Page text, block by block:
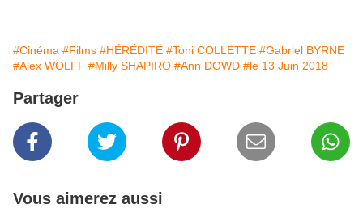
#Cinéma #Films #HÉRÉDITÉ #Toni COLLETTE #Gabriel BYRNE
#Alex WOLFF #Milly SHAPIRO #Ann DOWD #le 13 Juin 2018
Partager
Vous aimerez aussi